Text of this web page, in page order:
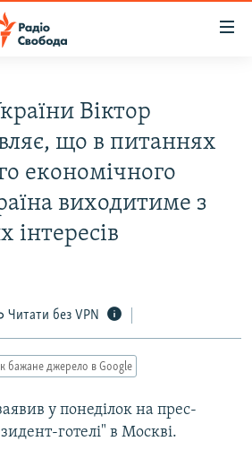
Віктор
що в питаннях
економічного
виходитиме з
інтересів
Читати без VPN
бажане джерело в Google
у понеділок на прес-
готелі" в Москві.